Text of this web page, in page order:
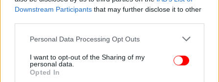
Downstream Participants that may further disclose it to other
Please note that this website/app uses one or more Google
not limited to your visit or usage behaviour. You may click to
grant or deny consent to Google and its third-party tags to
use your data for below specified purposes in below Google
Personal Data Processing Opt Outs
I want to opt-out of the Sharing of my
personal data.
Opted In